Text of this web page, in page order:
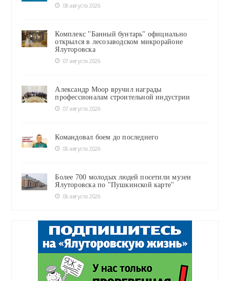
08 августа 2026
Комплекс "Банный бунтарь" официально
открылся в лесозаводском микрорайоне
Ялуторовска
07 августа 2026
Александр Моор вручил награды
профессионалам строительной индустрии
07 августа 2026
Командовал боем до последнего
06 августа 2026
Более 700 молодых людей посетили музеи
Ялуторовска по "Пушкинской карте"
06 августа 2026